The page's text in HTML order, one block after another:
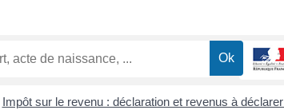
Impôt sur le revenu : déclaration et revenus à déclarer